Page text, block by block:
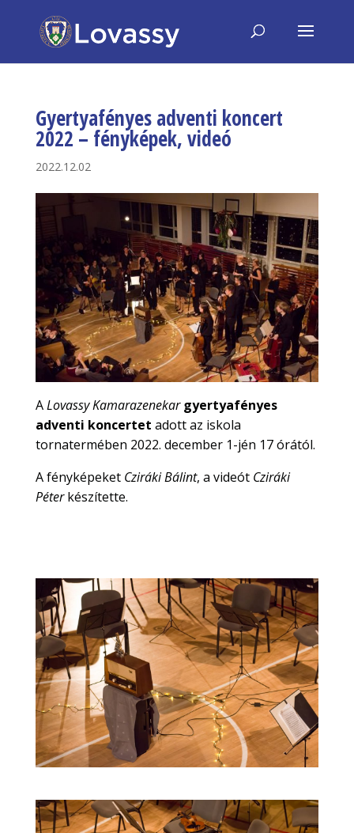
Gyertyafényes adventi koncert
2022 – fényképek, videó
2022.12.02
ALovassy Kamarazenekar gyertyafényes
adventi koncertet adott az iskola
tornatermében 2022. december 1-jén 17 órától.
A fényképeket Cziráki Bálint, a videót Cziráki
Péterkészítette.